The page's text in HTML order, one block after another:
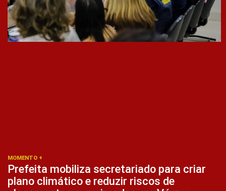
MOMENTO +
Prefeita mobiliza secretariado para criar
plano climático e reduzir riscos de